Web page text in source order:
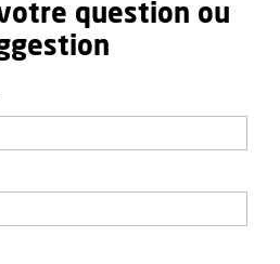
question ou